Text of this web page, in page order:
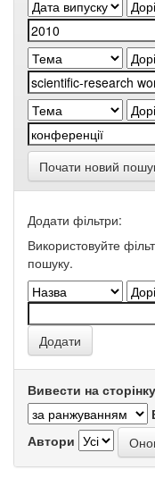
Почати новий
Додати фільтри:
Використовуйте
пошуку.
Вивести на сторінку
Автори